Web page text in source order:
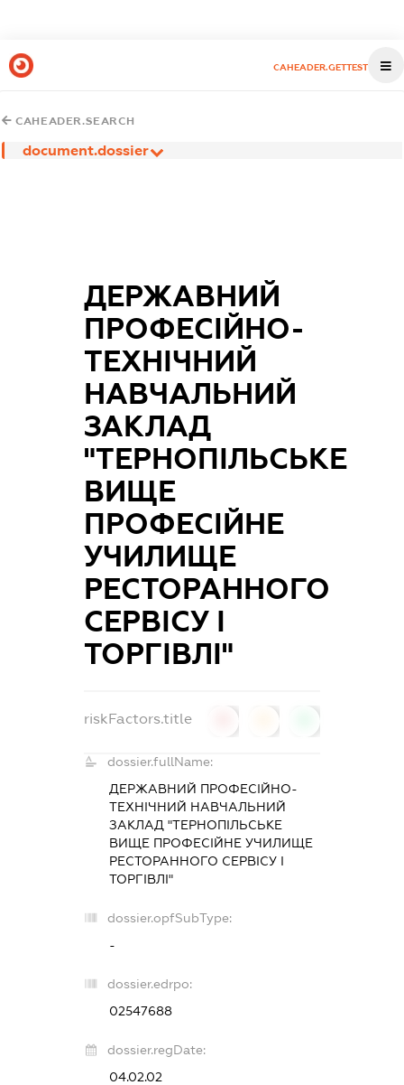
CAHEADER.GETTEST
CAHEADER.SEARCH
document.dossier
ДЕРЖАВНИЙ
ПРОФЕСІЙНО-
ТЕХНІЧНИЙ
НАВЧАЛЬНИЙ
ЗАКЛАД
"ТЕРНОПІЛЬСЬКЕ
ВИЩЕ
ПРОФЕСІЙНЕ
УЧИЛИЩЕ
РЕСТОРАННОГО
СЕРВІСУ І
ТОРГІВЛІ"
riskFactors.title
dossier.fullName:
ДЕРЖАВНИЙ ПРОФЕСІЙНО-
ТЕХНІЧНИЙ НАВЧАЛЬНИЙ
ЗАКЛАД "ТЕРНОПІЛЬСЬКЕ
ВИЩЕ ПРОФЕСІЙНЕ УЧИЛИЩЕ
РЕСТОРАННОГО СЕРВІСУ І
ТОРГІВЛІ"
dossier.opfSubType:
-
dossier.edrpo:
02547688
dossier.regDate:
04.02.02